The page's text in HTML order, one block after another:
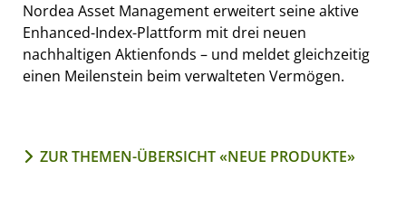
Nordea Asset Management erweitert seine aktive
Enhanced-Index-Plattform mit drei neuen
nachhaltigen Aktienfonds – und meldet gleichzeitig
einen Meilenstein beim verwalteten Vermögen.
ZUR THEMEN-ÜBERSICHT «NEUE PRODUKTE»